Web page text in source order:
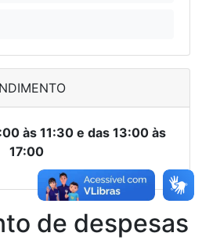
às 11:30 e das 13:00 às
17:00
de despesas